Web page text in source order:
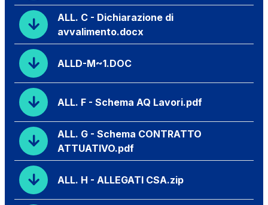
ALL. C - Dichiarazione di
avvalimento.docx
ALLD-M~1.DOC
ALL. F - Schema AQ Lavori.pdf
ALL. G - Schema CONTRATTO
ATTUATIVO.pdf
ALL. H - ALLEGATI CSA.zip